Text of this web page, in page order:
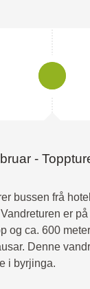
-
bussen frå
er
og ca. 600
Denne
i byrjinga.